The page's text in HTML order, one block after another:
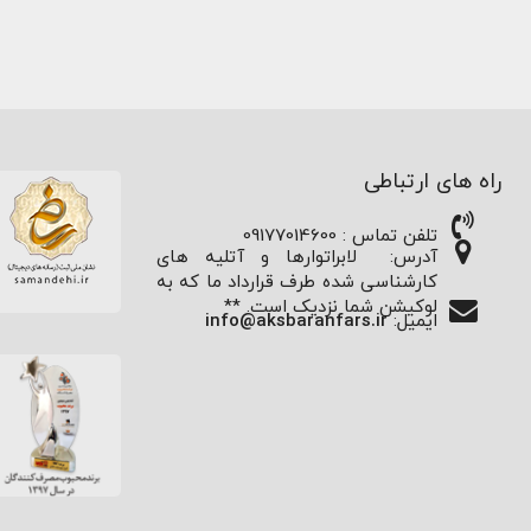
راه های ارتباطی
تلفن تماس : 09177014600
آدرس:
لابراتوارها و آتلیه های
کارشناسی شده طرف قرارداد ما که به
لوکیشن شما نزدیک است. **
ایمیل: info@aksbaranfars.ir